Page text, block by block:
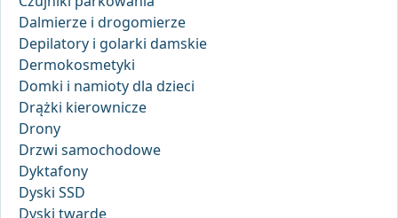
Dalmierze i drogomierze
Depilatory i golarki damskie
Dermokosmetyki
Domki i namioty dla dzieci
Drążki kierownicze
Drony
Drzwi samochodowe
Dyktafony
Dyski SSD
Dyski twarde